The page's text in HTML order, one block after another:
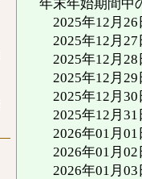
年末年始期間中
2025年12月
2025年12月27
2025年12月28
2025年12月
2025年12月
2025年12月
2026年01月01
2026年01月
2026年01月03